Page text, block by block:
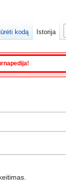
kodą Istorija